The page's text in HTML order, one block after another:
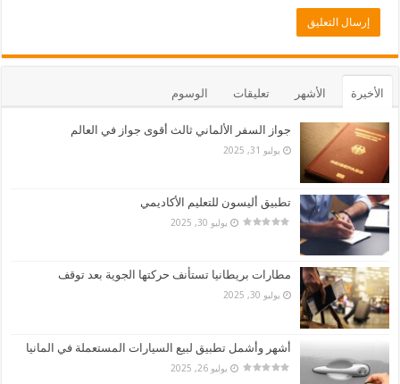
الأخيرة الأشهر تعليقات الوسوم
جواز السفر الألماني ثالث أقوى جواز في العالم
يوليو 31, 2025
تطبيق أليسون للتعليم الأكاديمي
يوليو 30, 2025
مطارات بريطانيا تستأنف حركتها الجوية بعد توقف
يوليو 30, 2025
أشهر وأشمل تطبيق لبيع السيارات المستعملة في المانيا
يوليو 26, 2025